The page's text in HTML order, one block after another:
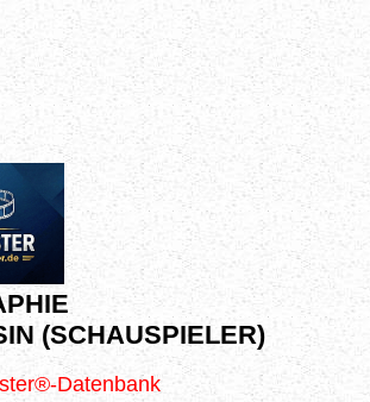
(SCHAUSPIELER)
Datenbank